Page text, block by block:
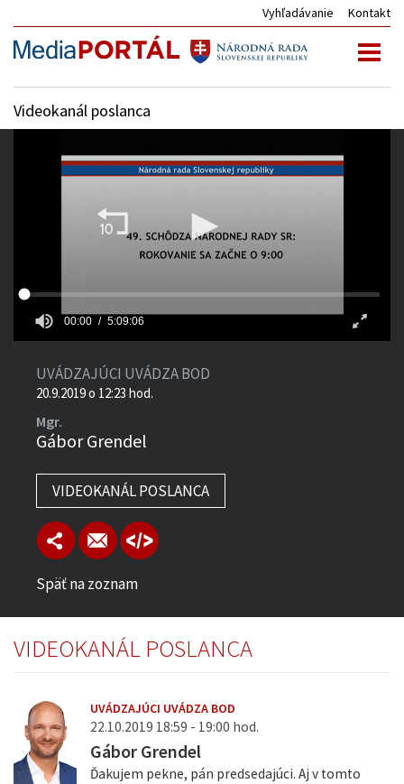
Vyhľadávanie Kontakt
Videokanál poslanca
00:00 5:09:06
UVÁDZAJÚCI UVÁDZA BOD
20.9.2019 o 12:23 hod.
Mgr.
Gábor Grendel
VIDEOKANÁL POSLANCA
Späť na zoznam
VIDEOKANÁL POSLANCA
UVÁDZAJÚCI UVÁDZA BOD
22.10.2019 18:59 - 19:00 hod.
Gábor Grendel
Ďakujem pekne, pán predsedajúci. Aj v tomto